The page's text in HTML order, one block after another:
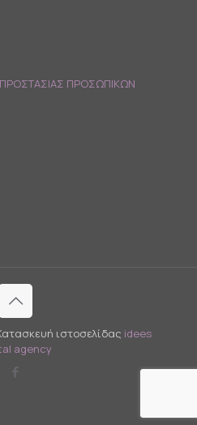
ΠΡΟΣΩΠΙΚΩΝ
ιστοσελίδας idees
agency